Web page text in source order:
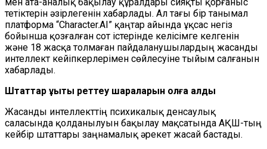
тетіктерін әзірлегенін хабарлады. Ал тағы бір танымал
платформа “Character.AI” қаңтар айында ұқсас негіз
бойынша қозғалған сот істерінде келісімге келгенін
және 18 жасқа толмаған пайдаланушылардың жасанды
интеллект кейіпкерлерімен сөйлесуіне тыйым салғанын
хабарлады.
Штаттар құқықтық реттеу шараларын қолға алды
Жасанды интеллекттің психикалық денсаулық
саласында қолданылуын бақылау мақсатында АҚШ-тың
кейбір штаттары заңнамалық әрекет жасай бастады.